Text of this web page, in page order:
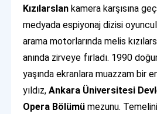
Kızılarslan kamera karşısına
medyada espiyonaj dizisi
arama motorlarında melis
anında zirveye fırladı. 1990
yaşında ekranlara muazzam bir
yıldız,Ankara Üniversitesi
Opera Bölümü mezunu. Temelini